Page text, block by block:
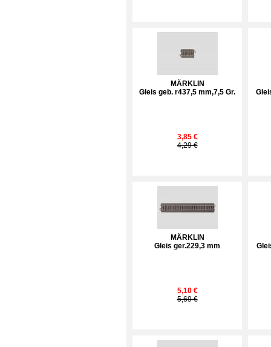
MÄRKLIN
Gleis geb. r437,5 mm,7,5 Gr.
3,85 €
4,29 €
MÄRKLIN
Gleis ger.229,3 mm
5,10 €
5,69 €